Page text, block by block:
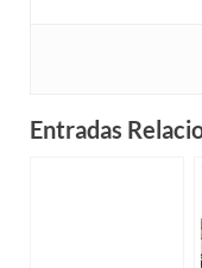
Entradas